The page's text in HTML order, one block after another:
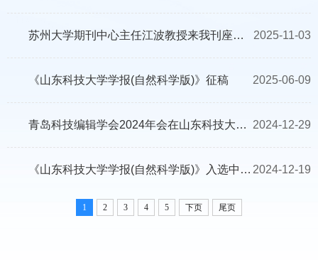
2025-11-03
苏州大学期刊中心主任江波教授来我刊座谈交流
2025-06-09
《山东科技大学学报(自然科学版)》征稿
2024-12-29
青岛科技编辑学会2024年会在山东科技大学召开
2024-12-19
《山东科技大学学报(自然科学版)》入选中国高校优秀科技期刊
1 2 3 4 5 下页 尾页